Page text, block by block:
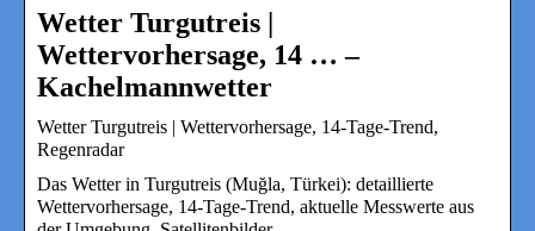
Wetter Turgutreis |
Wettervorhersage, 14 … –
Kachelmannwetter
Wetter Turgutreis | Wettervorhersage, 14-Tage-Trend,
Regenradar
Das Wetter in Turgutreis (Muğla, Türkei): detaillierte
Wettervorhersage, 14-Tage-Trend, aktuelle Messwerte aus